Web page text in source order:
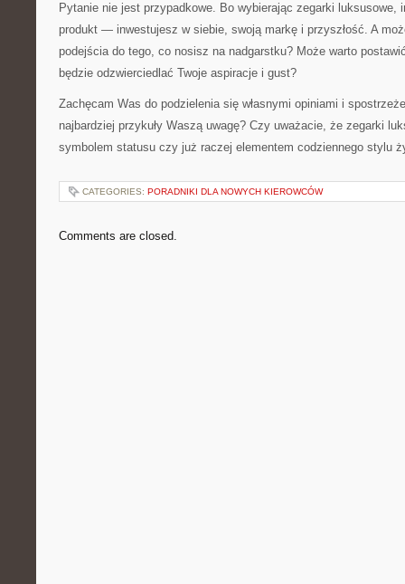
Pytanie nie jest przypadkowe. Bo wybierając zegarki luksusowe,
produkt — inwestujesz w siebie, swoją markę i przyszłość. A
podejścia do tego, co nosisz na nadgarstku? Może warto
będzie odzwierciedlać Twoje aspiracje i gust?
Zachęcam Was do podzielenia się własnymi opiniami i
najbardziej przykuły Waszą uwagę? Czy uważacie, że zegarki
symbolem statusu czy już raczej elementem codziennego stylu
CATEGORIES: PORADNIKI DLA NOWYCH KIEROWCÓW
Comments are closed.